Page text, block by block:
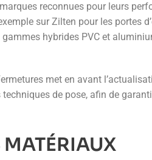
reconnues pour leurs
sur Zilten pour les portes
hybrides PVC et
met en avant
de pose, afin de